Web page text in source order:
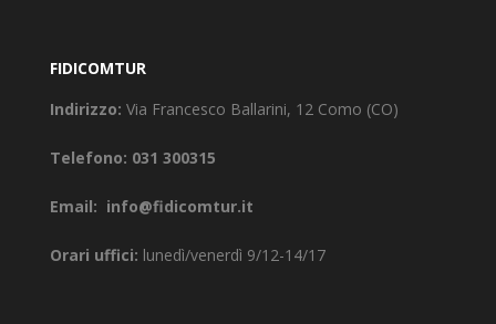
FIDICOMTUR
Indirizzo: Via Francesco Ballarini, 12 Como (CO)
Telefono: 031 300315
Email: info@fidicomtur.it
Orari uffici: lunedì/venerdì 9/12-14/17